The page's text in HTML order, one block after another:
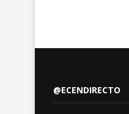
@ECENDIRECTO